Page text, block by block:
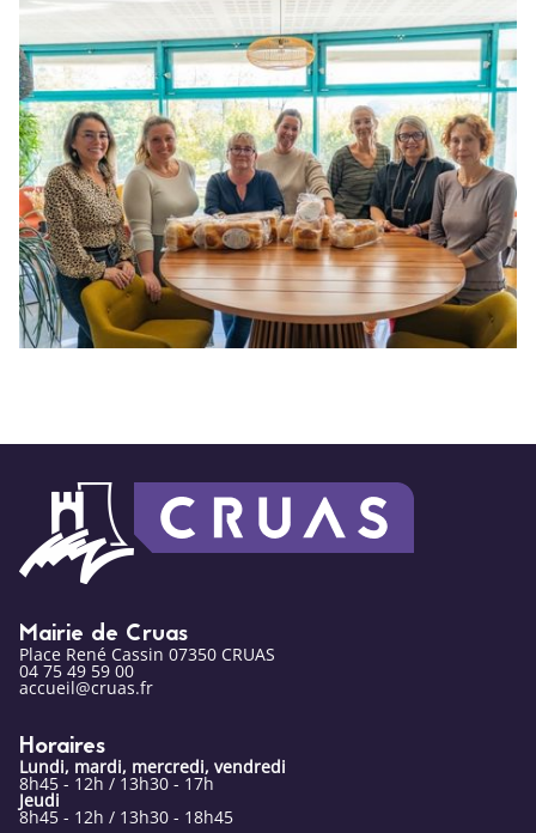
Mairie de Cruas
Place René Cassin 07350 CRUAS
04 75 49 59 00
accueil@cruas.fr
Horaires
Lundi, mardi, mercredi, vendredi
8h45 - 12h / 13h30 - 17h
Jeudi
8h45 - 12h / 13h30 - 18h45